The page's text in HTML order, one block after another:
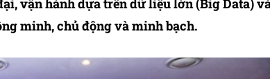
vận hành dựa trên dữ liệu lớn (Big Data)
minh, chủ động và minh bạch.